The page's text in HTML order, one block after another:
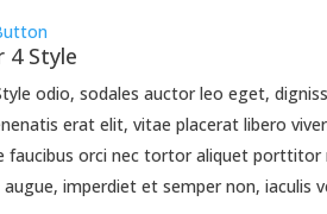
4 Style
odio, sodales auctor leo eget,
erat elit, vitae placerat libero
faucibus orci nec tortor aliquet porttitor
augue, imperdiet et semper non, iaculis